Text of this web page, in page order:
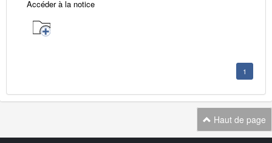
Accéder à la notice
1
Haut de page